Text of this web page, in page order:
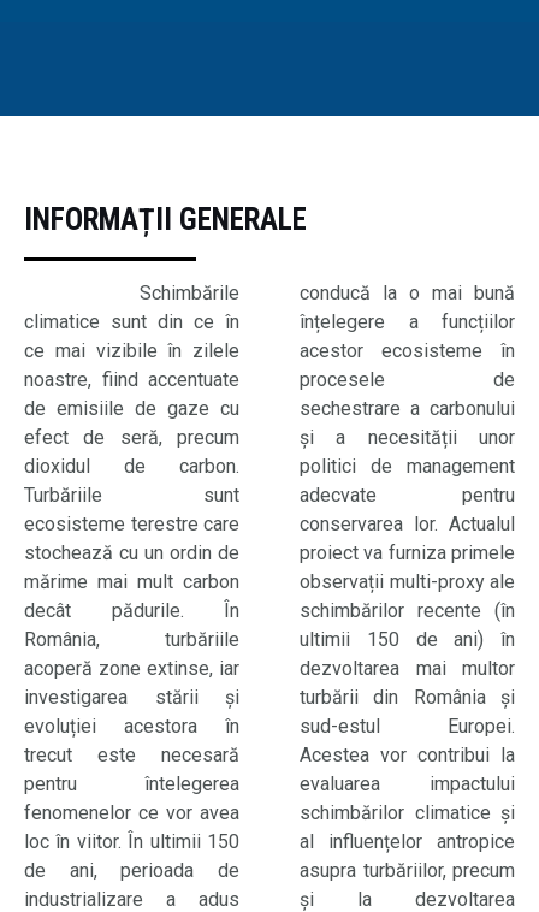
INFORMAȚII GENERALE
Schimbările
climatice sunt din ce în
ce mai vizibile în zilele
noastre, fiind accentuate
de emisiile de gaze cu
efect de seră, precum
dioxidul de carbon.
Turbăriile sunt
ecosisteme terestre care
stochează cu un ordin de
mărime mai mult carbon
decât pădurile. În
România, turbăriile
acoperă zone extinse, iar
investigarea stării și
evoluției acestora în
trecut este necesară
pentru întelegerea
fenomenelor ce vor avea
loc în viitor. În ultimii 150
de ani, perioada de
industrializare a adus
conducă la o mai bună
înțelegere a funcțiilor
acestor ecosisteme în
procesele de
sechestrare a carbonului
și a necesității unor
politici de management
adecvate pentru
conservarea lor. Actualul
proiect va furniza primele
observații multi-proxy ale
schimbărilor recente (în
ultimii 150 de ani) în
dezvoltarea mai multor
turbării din România și
sud-estul Europei.
Acestea vor contribui la
evaluarea impactului
schimbărilor climatice și
al influențelor antropice
asupra turbăriilor, precum
și la dezvoltarea